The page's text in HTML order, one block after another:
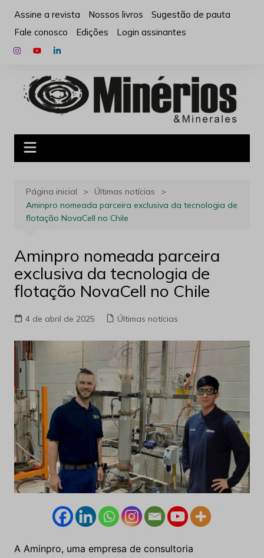
para
conteúdo
Assine a revista Nossos livros
Sugestão de pauta
Fale conosco
Edições Login assinantes
Página inicial
Últimas notícias
Aminpro nomeada parceira exclusiva da tecnologia de
flotação NovaCell no Chile
Aminpro nomeada parceira
exclusiva da tecnologia de
flotação NovaCell no Chile
4 de abril de 2025 Últimas notícias
A Aminpro, uma empresa de consultoria